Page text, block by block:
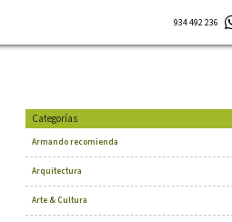
934 492 236
Categorías
Armando recomienda
Arquitectura
Arte & Cultura